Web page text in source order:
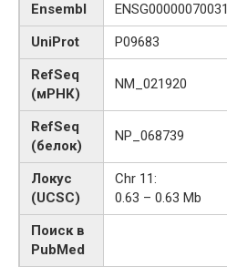
Ensembl
ENSG00000070031
UniProt
P09683
RefSeq
(мРНК)
NM_021920
RefSeq
(белок)
NP_068739
Локус
(UCSC)
Chr 11:
0.63 – 0.63 Mb
Поиск в
PubMed